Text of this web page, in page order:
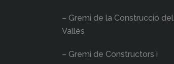
– Gremi de la Construcció del
Vallès
– Gremi de Constructors i